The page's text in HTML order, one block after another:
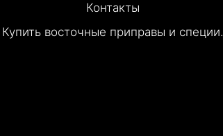
Контакты
Купить восточные приправы и специи.